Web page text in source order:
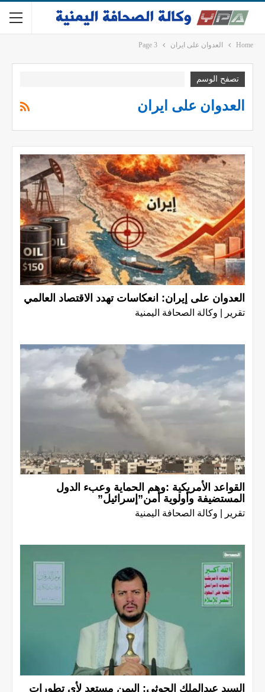
Home العدوان على ايران Page 3
تصفح الوسم
العدوان على ايران
العدوان على إيران: انعكاسات تهدد الاقتصاد العالمي
تقرير | وكالة الصحافة اليمنية
القواعد الأمريكية :وهم الحماية وعبء الدول
المستضيفة وأولوية أمن”إسرائيل”
تقرير | وكالة الصحافة اليمنية
السيد عبدالملك الحوثي: اليمن مستعد لأي تطورات